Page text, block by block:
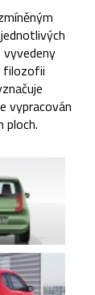
filozofii
vypracován
ploch.